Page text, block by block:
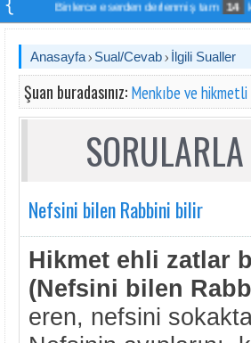
Binlerce eserden derlenmiş tam 14
Anasayfa Sual/Cevab İlgili Sualler
Şuan buradasınız: Menkıbe ve
Nefsini bilen Rabbini bilir
Hikmet ehli zatlar
(Nefsini bilen
eren, nefsini